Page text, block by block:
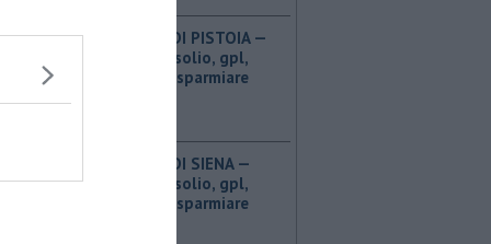
PROVINCIA DI PISTOIA — ​
Benzina, gasolio, gpl,
ecco dove risparmiare
PROVINCIA DI SIENA — ​
Benzina, gasolio, gpl,
ecco dove risparmiare